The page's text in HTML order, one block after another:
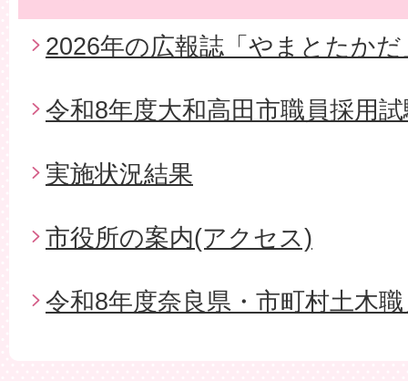
2026年の広報誌「やまとたかだ
令和8年度大和高田市職員採用
実施状況結果
市役所の案内(アクセス)
令和8年度奈良県・市町村土木